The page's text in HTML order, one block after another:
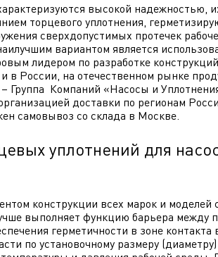
высокой надежностью,
торцевого уплотнения,
сверхдопустимых протечек
вариантом является
лидером по разработке
в России, на отечественном рынке
Группа Компаний «Насосы и
доставки по регионам
самовывоз со склада в Москве.
уплотнений для
конструкции всех марок и
выполняет функцию барьера между
герметичности в зоне
по установочному размеру